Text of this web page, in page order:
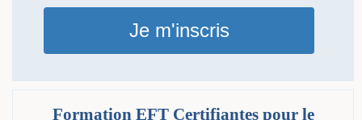
Je m'inscris
Formation EFT Certifiantes pour le